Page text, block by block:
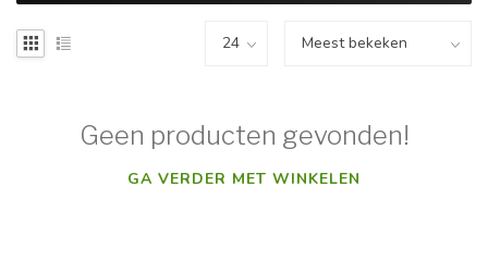
Geen producten gevonden!
GA VERDER MET WINKELEN